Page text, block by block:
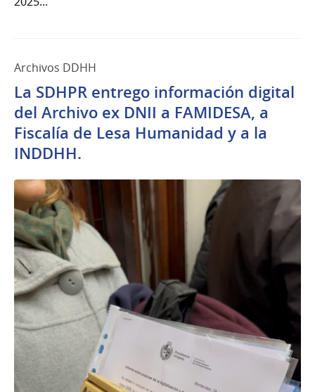
Archivos DDHH
La SDHPR entrego información digital
del Archivo ex DNII a FAMIDESA, a
Fiscalía de Lesa Humanidad y a la
INDDHH.